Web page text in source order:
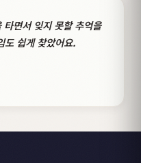
면서 잊지 못할 추억을
도 쉽게 찾았어요.